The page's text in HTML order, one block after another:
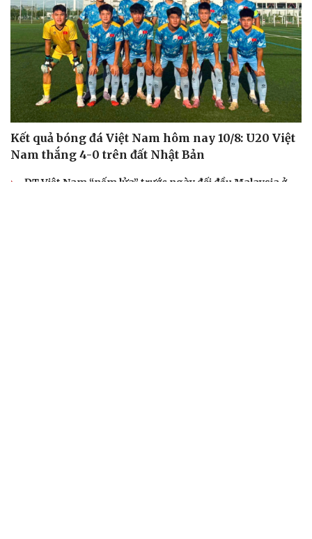
Kết quả bóng đá Việt Nam hôm nay 10/8: U20 Việt
Nam thắng 4-0 trên đất Nhật Bản
ĐT Việt Nam “nếm lửa” trước ngày đối đầu Malaysia ở